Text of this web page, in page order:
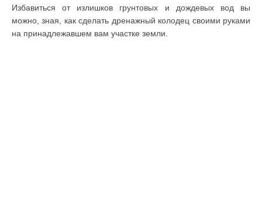
Избавиться от излишков грунтовых и дождевых вод вы
можно, зная, как сделать дренажный колодец своими руками
на принадлежавшем вам участке земли.